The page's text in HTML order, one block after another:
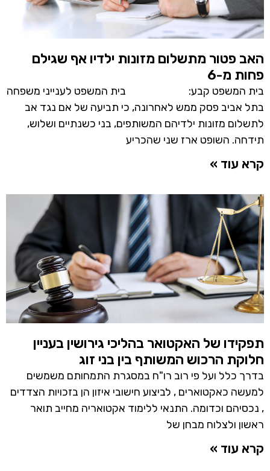
האב פטור מתשלום מזונות ילדיו אף שגילם
פחות מ-6
בית המשפט קבע: בית המשפט לענייני משפחה
בתל אביב פסק ממש לאחרונה, כי תביעה של אם נגד אב
לתשלום מזונות ילדיהם המשותפים, בני כשנתיים ושלוש,
תידחה. השופט ארז שני שהכריע
קרא עוד »
תפקידו של האקטואר בהליכי גירושין בעניין
חלוקת הרכוש המשותף בין בני זוג
בדרך כלל ועל פי רוב רו"ח במסגרת התמחותם משמשים
למעשה כאקטוארים , לביצוע חישובי איזון הן בזכויות הצדדים
, נכסיהם וכדומה. התנאי ללימוד אקטואריה מחייב תואר
ראשון ולצלוח מבחן של
קרא עוד »